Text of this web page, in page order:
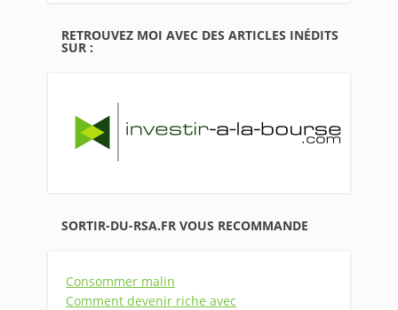
RETROUVEZ MOI AVEC DES ARTICLES INÉDITS
SUR :
SORTIR-DU-RSA.FR VOUS RECOMMANDE
Consommer malin
Comment devenir riche avec